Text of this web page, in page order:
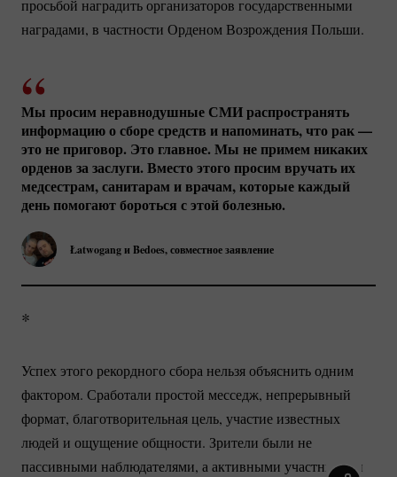
просьбой наградить организаторов государственными
наградами, в частности Орденом Возрождения Польши.
Łatwogang и Bedoes, совместное заявление
Мы просим неравнодушные СМИ распространять
информацию о сборе средств и напоминать, что рак —
это не приговор. Это главное. Мы не примем никаких
орденов за заслуги. Вместо этого просим вручать их
медсестрам, санитарам и врачам, которые каждый
день помогают бороться с этой болезнью.
*
Успех этого рекордного сбора нельзя объяснить одним
фактором. Сработали простой месседж, непрерывный
формат, благотворительная цель, участие известных
людей и ощущение общности. Зрители были не
пассивными наблюдателями, а активными участниками